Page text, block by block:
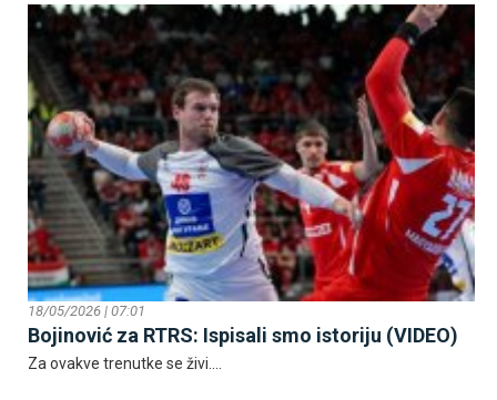
18/05/2026 | 07:01
Bojinović za RTRS: Ispisali smo istoriju (VIDEO)
Za ovakve trenutke se živi....